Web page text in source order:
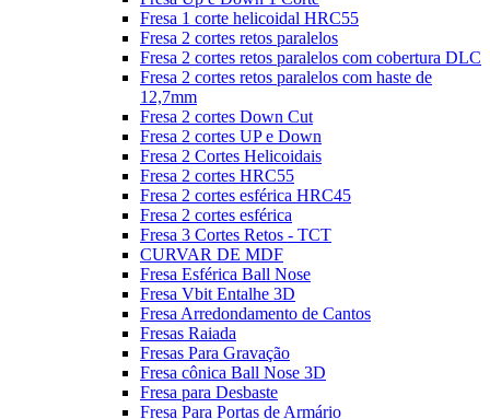
Fresa 1 corte helicoidal HRC55
Fresa 2 cortes retos paralelos
Fresa 2 cortes retos paralelos com cobertura DLC
Fresa 2 cortes retos paralelos com haste de
12,7mm
Fresa 2 cortes Down Cut
Fresa 2 cortes UP e Down
Fresa 2 Cortes Helicoidais
Fresa 2 cortes HRC55
Fresa 2 cortes esférica HRC45
Fresa 2 cortes esférica
Fresa 3 Cortes Retos - TCT
CURVAR DE MDF
Fresa Esférica Ball Nose
Fresa Vbit Entalhe 3D
Fresa Arredondamento de Cantos
Fresas Raiada
Fresas Para Gravação
Fresa cônica Ball Nose 3D
Fresa para Desbaste
Fresa Para Portas de Armário